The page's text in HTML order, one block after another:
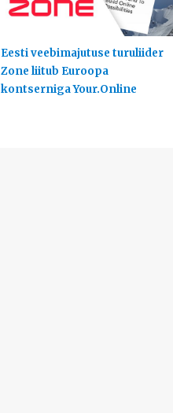
Eesti veebimajutuse turuliider
Zone liitub Euroopa
kontserniga Your.Online